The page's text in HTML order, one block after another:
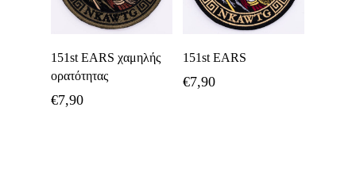
Προσθήκη Στο
151st EARS χαμηλής
ορατότητας
€7,90
151st EARS
€7,90